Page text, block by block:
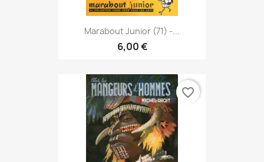
Marabout Junior (71) -...
6,00 €
favorite_border